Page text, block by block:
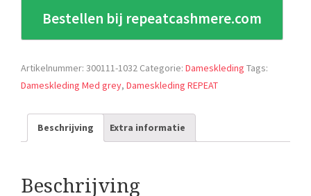
Bestellen bij repeatcashmere.com
Artikelnummer: 300111-1032 Categorie: Dameskleding Tags:
Dameskleding Med grey, Dameskleding REPEAT
Beschrijving Extra informatie
Beschrijving